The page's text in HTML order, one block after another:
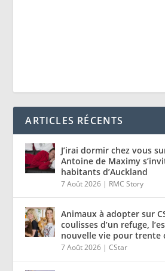
ARTICLES RÉCENTS
J’irai dormir chez vous
Antoine de Maximy
habitants d’Auckland
7 Août 2026 | RMC Story
Animaux à adopter sur
coulisses d’un refuge,
nouvelle vie pour trente
7 Août 2026 |CStar